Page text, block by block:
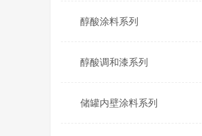
醇酸涂料系列
醇酸调和漆系列
储罐内壁涂料系列